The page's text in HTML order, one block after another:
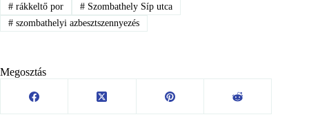
#rákkeltő por #Szombathely Síp utca
#szombathelyi azbesztszennyezés
Megosztás